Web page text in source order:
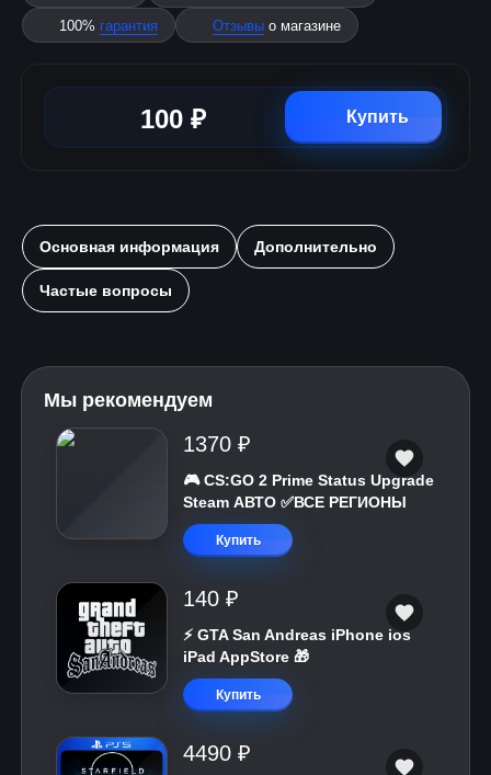
100% гарантия Отзывы о магазине
100 ₽ Купить
Основная информация Дополнительно
Частые вопросы
Мы рекомендуем
1370 ₽
🎮 CS:GO 2 Prime Status Upgrade
Steam АВТО ✅ВСЕ РЕГИОНЫ
Купить
140 ₽
⚡️ GTA San Andreas iPhone ios
iPad AppStore 🎁
Купить
4490 ₽